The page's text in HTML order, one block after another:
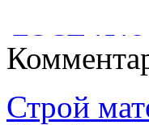
КАК ПОСТРОИТЬ
ПО
КАТАЛОГ
1 КАТАЛОГ
ГОСТ 1516
Строй